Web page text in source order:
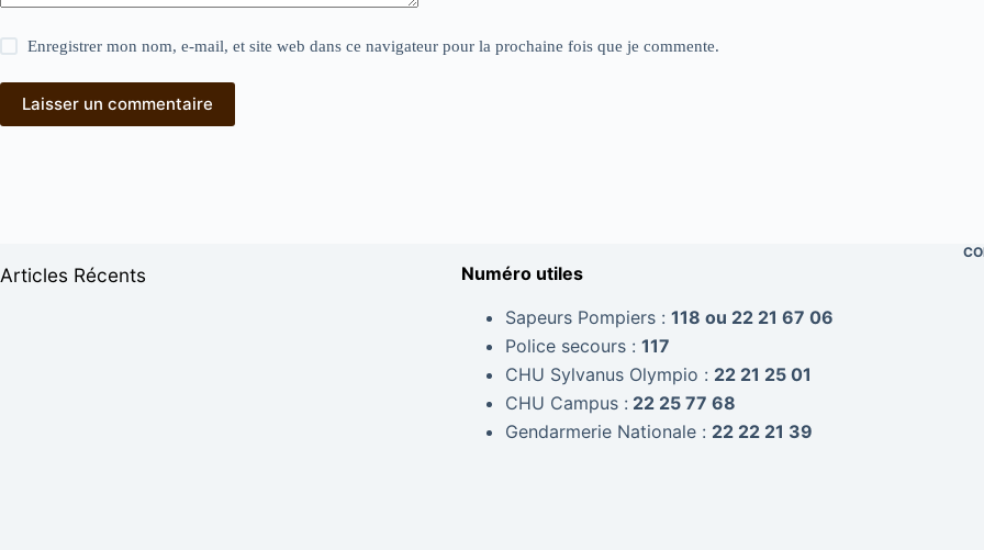
Enregistrer mon nom, e-mail, et site web dans ce navigateur pour la prochaine fois que je commente.
Laisser un commentaire
Articles Récents
Numéro utiles
Sapeurs Pompiers : 118 ou 22 21 67 06
Police secours : 117
CHU Sylvanus Olympio : 22 21 25 01
CHU Campus : 22 25 77 68
Gendarmerie Nationale : 22 22 21 39